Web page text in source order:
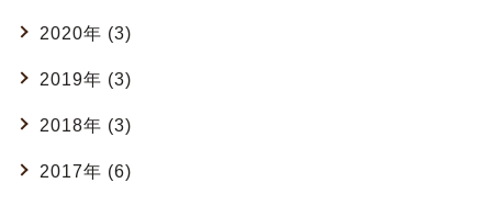
2020年 (3)
2019年 (3)
2018年 (3)
2017年 (6)